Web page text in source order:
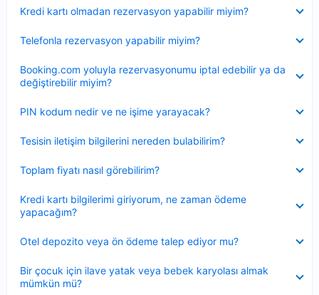
Kredi kartı olmadan rezervasyon yapabilir miyim?
Telefonla rezervasyon yapabilir miyim?
Booking.com yoluyla rezervasyonumu iptal edebilir ya da
değiştirebilir miyim?
PIN kodum nedir ve ne işime yarayacak?
Tesisin iletişim bilgilerini nereden bulabilirim?
Toplam fiyatı nasıl görebilirim?
Kredi kartı bilgilerimi giriyorum, ne zaman ödeme
yapacağım?
Otel depozito veya ön ödeme talep ediyor mu?
Bir çocuk için ilave yatak veya bebek karyolası almak
mümkün mü?